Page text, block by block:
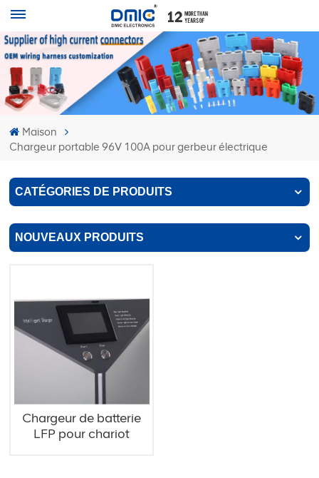
Maison
Chargeur portable 96V 100A pour gerbeur électrique
CATÉGORIES DE PRODUITS
NOUVEAUX PRODUITS
Chargeur de batterie
LFP pour chariot